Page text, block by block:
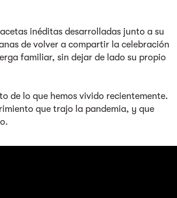
inéditas desarrolladas junto a su
de volver a compartir la celebración
familiar, sin dejar de lado su propio
de lo que hemos vivido recientemente.
que trajo la pandemia, y que